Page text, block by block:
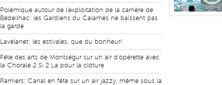
Polémique autour de l'exploitation de la carrière de
Bédeilhac: les Gardiens du Calamès ne baissent pas
la garde
Lavelanet: les estivales, que du bonheur!
Fête des arts de Montségur sur un air d'opérette avec
la Chorale 2 Si 2 La pour la clôture
Pamiers: Canal en fête sur un air jazzy, même sous la